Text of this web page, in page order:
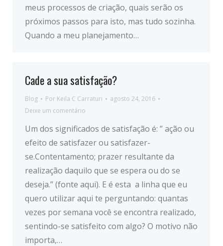
meus processos de criação, quais serão os
próximos passos para isto, mas tudo sozinha.
Quando a meu planejamento…
Cade a sua satisfação?
Blog Por Keila C Carraturi
agosto 24, 2016
Deixe um comentário
Um dos significados de satisfação é: ” ação ou
efeito de satisfazer ou satisfazer-
se.Contentamento; prazer resultante da
realização daquilo que se espera ou do se
deseja.” (fonte aqui). E é esta a linha que eu
quero utilizar aqui te perguntando: quantas
vezes por semana você se encontra realizado,
sentindo-se satisfeito com algo? O motivo não
importa,…